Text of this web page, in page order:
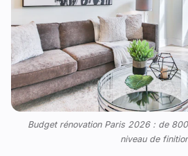
Budget rénovation Paris 2026 : de
niveau de